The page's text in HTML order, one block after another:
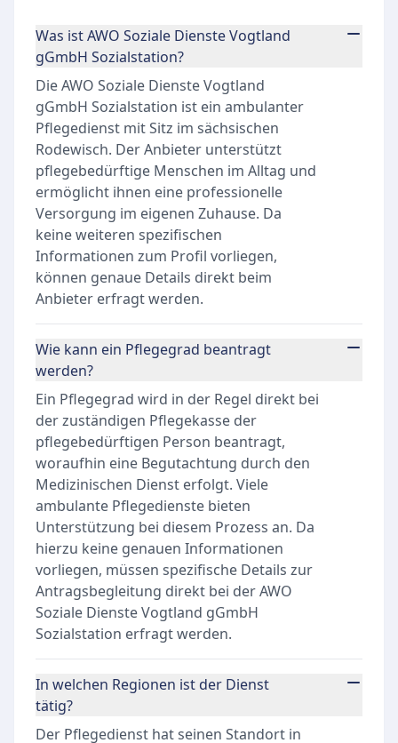
Was ist AWO Soziale Dienste Vogtland
gGmbH Sozialstation?
Die AWO Soziale Dienste Vogtland
gGmbH Sozialstation ist ein ambulanter
Pflegedienst mit Sitz im sächsischen
Rodewisch. Der Anbieter unterstützt
pflegebedürftige Menschen im Alltag und
ermöglicht ihnen eine professionelle
Versorgung im eigenen Zuhause. Da
keine weiteren spezifischen
Informationen zum Profil vorliegen,
können genaue Details direkt beim
Anbieter erfragt werden.
Wie kann ein Pflegegrad beantragt
werden?
Ein Pflegegrad wird in der Regel direkt bei
der zuständigen Pflegekasse der
pflegebedürftigen Person beantragt,
woraufhin eine Begutachtung durch den
Medizinischen Dienst erfolgt. Viele
ambulante Pflegedienste bieten
Unterstützung bei diesem Prozess an. Da
hierzu keine genauen Informationen
vorliegen, müssen spezifische Details zur
Antragsbegleitung direkt bei der AWO
Soziale Dienste Vogtland gGmbH
Sozialstation erfragt werden.
In welchen Regionen ist der Dienst
tätig?
Der Pflegedienst hat seinen Standort in